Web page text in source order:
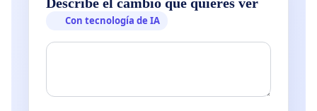
Con tecnología de IA